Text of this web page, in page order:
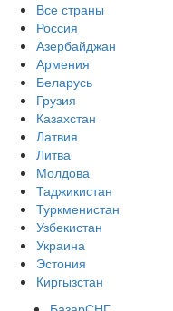
Все страны
Россия
Азербайджан
Армения
Беларусь
Грузия
Казахстан
Латвия
Литва
Молдова
Таджикистан
Туркменистан
Узбекистан
Украина
Эстония
Киргызстан